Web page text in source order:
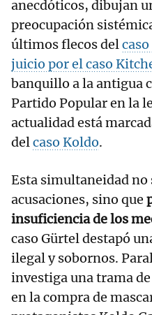
anecdóticos, dibujan
preocupación
últimos flecos del
juicio por elcaso
banquillo a la antigua
Partido Popular en la
actualidad está
delcaso Koldo.
Esta simultaneidad no
acusaciones, sino que
insuficiencia de los
caso Gürtel destapó
ilegal y sobornos.
investiga una trama
en la compra de